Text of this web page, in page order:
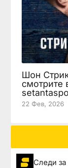
Шон
смотрите
22 Фев, 2026
Следи